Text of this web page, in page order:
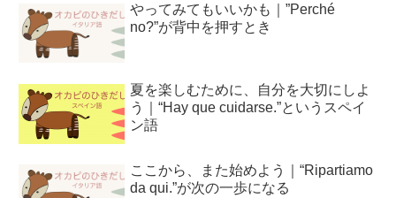
やってみてもいいかも｜”Perché
no?”が背中を押すとき
夏を楽しむために、自分を大切にしよ
う｜“Hay que cuidarse.”というスペイ
ン語
ここから、また始めよう｜“Ripartiamo
da qui.”が次の一歩になる